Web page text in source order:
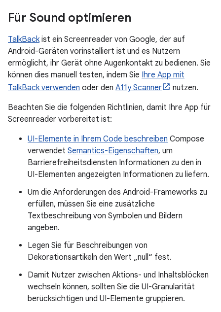
Für Sound optimieren
TalkBackist ein Screenreader von Google, der auf
Android-Geräten vorinstalliert ist und es Nutzern
ermöglicht, ihr Gerät ohne Augenkontakt zu bedienen. Sie
können dies manuell testen, indem Sie Ihre App mit
TalkBack verwenden oder den A11y Scanner
nutzen.
Beachten Sie die folgenden Richtlinien, damit Ihre App für
Screenreader vorbereitet ist:
UI-Elemente in Ihrem Code beschreiben Compose
verwendet Semantics-Eigenschaften, um
Barrierefreiheitsdiensten Informationen zu den in
UI-Elementen angezeigten Informationen zu liefern.
Um die Anforderungen des Android-Frameworks zu
erfüllen, müssen Sie eine zusätzliche
Textbeschreibung von Symbolen und Bildern
angeben.
Legen Sie für Beschreibungen von
Dekorationsartikeln den Wert „null“ fest.
Damit Nutzer zwischen Aktions- und Inhaltsblöcken
wechseln können, sollten Sie die UI-Granularität
berücksichtigen und UI-Elemente gruppieren.